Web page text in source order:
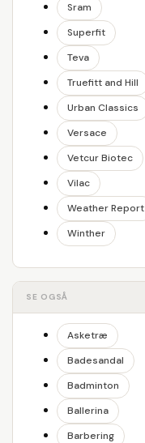
Sram
Superfit
Teva
Truefitt and Hill
Urban Classics
Versace
Vetcur Biotec
Vilac
Weather Report
Winther
SE OGSÅ
Asketræ
Badesandal
Badminton
Ballerina
Barbering